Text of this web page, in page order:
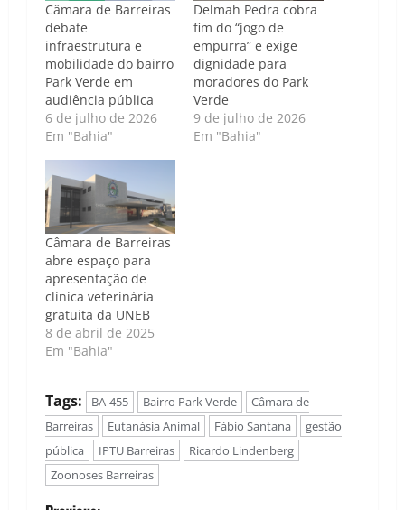
Câmara de Barreiras
debate
infraestrutura e
mobilidade do bairro
Park Verde em
audiência pública
6 de julho de 2026
Em "Bahia"
Delmah Pedra cobra
fim do “jogo de
empurra” e exige
dignidade para
moradores do Park
Verde
9 de julho de 2026
Em "Bahia"
Câmara de Barreiras
abre espaço para
apresentação de
clínica veterinária
gratuita da UNEB
8 de abril de 2025
Em "Bahia"
Tags: BA-455 Bairro Park Verde
Câmara de
Barreiras
Eutanásia Animal Fábio Santana
gestão
pública
IPTU Barreiras
Ricardo Lindenberg
Zoonoses Barreiras